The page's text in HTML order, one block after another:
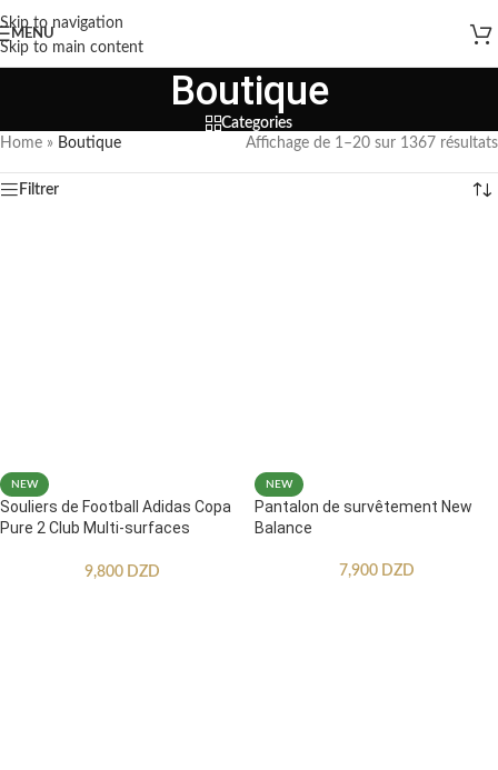
Skip to navigation
Skip to main content
MENU
Boutique
Categories
Home » Boutique Affichage de 1–20 sur 1367 résultats
Filtrer
NEW
Souliers de Football Adidas Copa
Pure 2 Club Multi-surfaces
9,800 DZD
NEW
Pantalon de survêtement New
Balance
7,900 DZD